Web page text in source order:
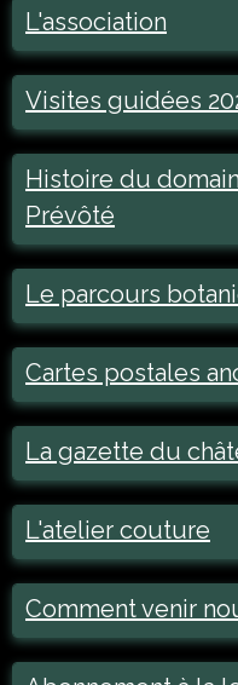
L'association
Visites guidées
Histoire du
Prévôté
Le parcours
Cartes postales
La gazette du
L'atelier couture
Comment venir